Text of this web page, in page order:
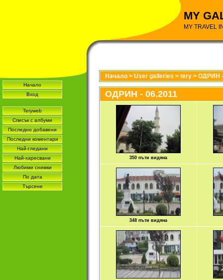
MY
MY TRAVEL
Начало
Вход
Teryweb
Списък с албуми
Последно добавени
Последни коментари
Най-гледани
Най-харесвани
Любими снимки
По дата
Търсене
Начало > User galleries > tery > ОДРИН -
ОДРИН - 06.2011
350 пъти видяна
348 пъти видяна